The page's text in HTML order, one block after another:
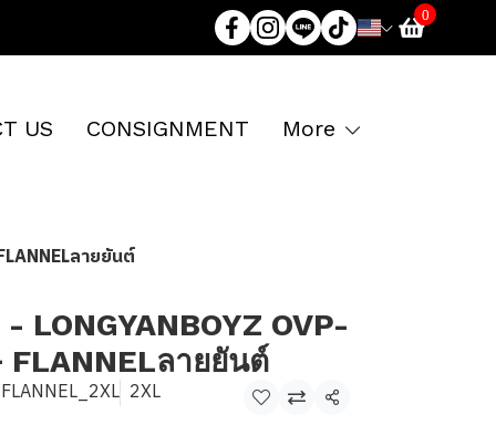
0
US CONSIGNMENT More
ลายยันต์
LONGYANBOYZ OVP-
FLANNELลายยันต์
2XL Share